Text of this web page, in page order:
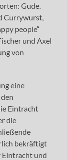
Gude.
Currywurst,
people“
und Axel
von
eine
Eintracht
die
bekräftigt
Eintracht und